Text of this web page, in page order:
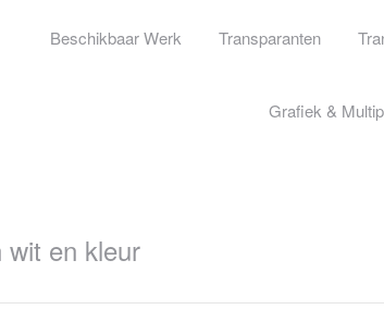
Beschikbaar Werk Transparanten
Grafiek &
wit en kleur